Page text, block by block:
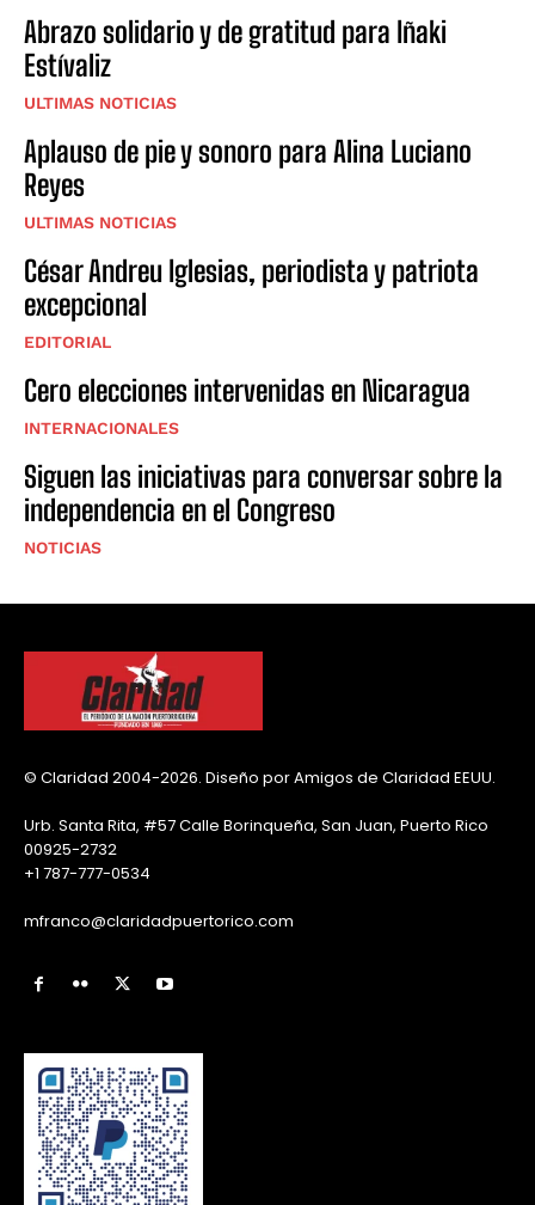
Abrazo solidario y de gratitud para Iñaki
Estívaliz
ULTIMAS NOTICIAS
Aplauso de pie y sonoro para Alina Luciano
Reyes
ULTIMAS NOTICIAS
César Andreu Iglesias, periodista y patriota
excepcional
EDITORIAL
Cero elecciones intervenidas en Nicaragua
INTERNACIONALES
Siguen las iniciativas para conversar sobre la
independencia en el Congreso
NOTICIAS
© Claridad 2004-2026. Diseño por Amigos de Claridad EEUU.
Urb. Santa Rita, #57 Calle Borinqueña, San Juan, Puerto Rico
00925-2732
+1 787-777-0534
mfranco@claridadpuertorico.com